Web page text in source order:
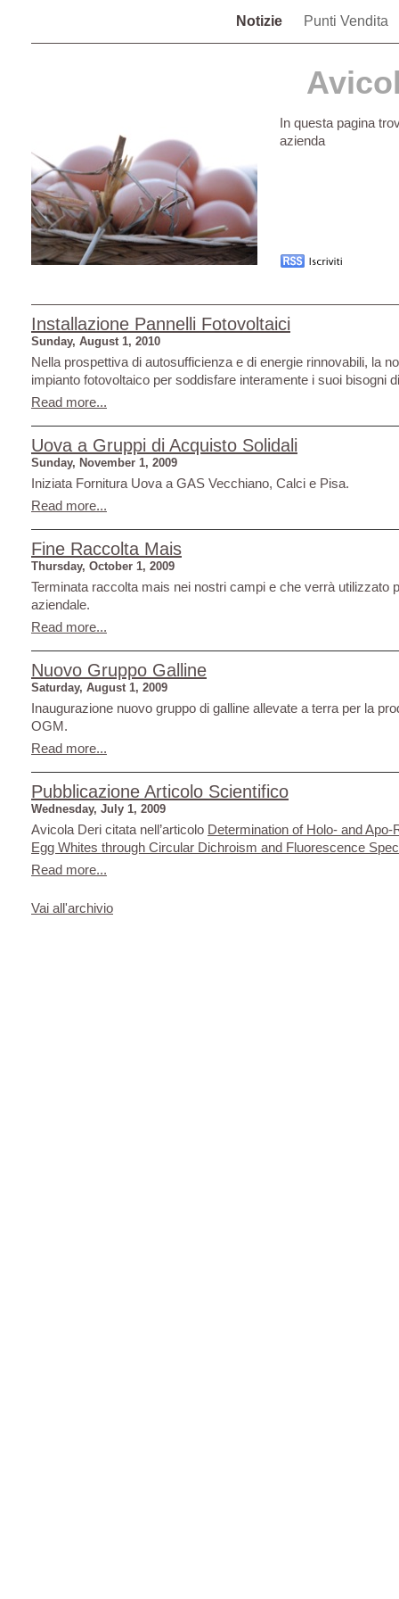
Notizie Punti Vendita
In questa pagina
azienda
Installazione Pannelli Fotovoltaici
Sunday, August 1, 2010
Nella prospettiva di autosufficienza e di energie rinnovabili, la
impianto fotovoltaico per soddisfare interamente i suoi bisogni
Read more...
Uova a Gruppi di Acquisto Solidali
Sunday, November 1, 2009
Iniziata Fornitura Uova a GAS Vecchiano, Calci e Pisa.
Read more...
Fine Raccolta Mais
Thursday, October 1, 2009
Terminata raccolta mais nei nostri campi e che verrà utilizzato
aziendale.
Read more...
Nuovo Gruppo Galline
Saturday, August 1, 2009
Inaugurazione nuovo gruppo di galline allevate a terra per la
OGM.
Read more...
Pubblicazione Articolo Scientifico
Wednesday, July 1, 2009
Avicola Deri citata nell’articolo Determination of Holo- and
Egg Whites through Circular Dichroism and Fluorescence
Read more...
Vai all'archivio